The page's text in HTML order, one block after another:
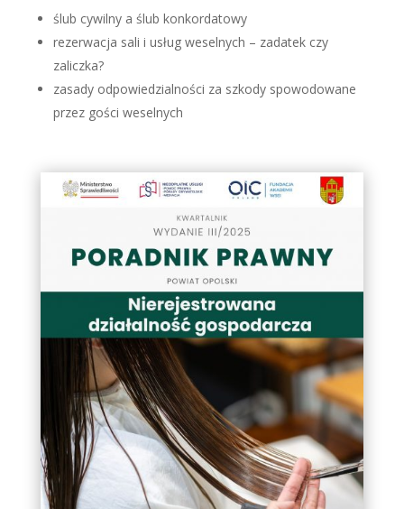
ślub cywilny a ślub konkordatowy
rezerwacja sali i usług weselnych – zadatek czy
zaliczka?
zasady odpowiedzialności za szkody spowodowane
przez gości weselnych